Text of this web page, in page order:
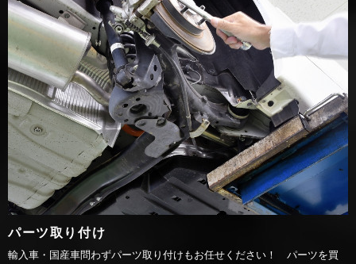
パーツ取り付け
輸入車・国産車問わずパーツ取り付けもお任せください！ パーツを買